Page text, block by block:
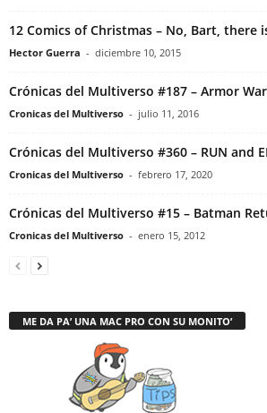
12 Comics of Christmas – No, Bart, there
Hector Guerra - diciembre 10, 2015
Crónicas del Multiverso #187 – Armor
Cronicas del Multiverso - julio 11, 2016
Crónicas del Multiverso #360 – RUN and
Cronicas del Multiverso - febrero 17, 2020
Crónicas del Multiverso #15 – Batman
Cronicas del Multiverso - enero 15, 2012
ME DA PA’ UNA MAC PRO CON SU MONITO’